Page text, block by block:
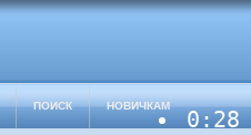
ПОИСК НОВИЧКАМ
0:28